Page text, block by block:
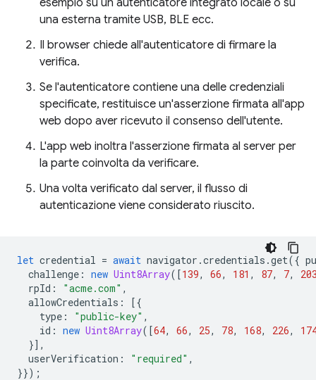
esempio su un autenticatore integrato locale o su
una esterna tramite USB, BLE ecc.
Il browser chiede all'autenticatore di firmare la
verifica.
Se l'autenticatore contiene una delle credenziali
specificate, restituisce un'asserzione firmata all'app
web dopo aver ricevuto il consenso dell'utente.
L'app web inoltra l'asserzione firmata al server per
la parte coinvolta da verificare.
Una volta verificato dal server, il flusso di
autenticazione viene considerato riuscito.
let credential = await navigator .credentials .get({
challenge : new Uint8Array([139, 66, 181 , 87, 7,
rpId : "acme.com" ,
allowCredentials :
[{
type : "public-key" ,
id : new Uint8Array([64, 66, 25, 78, 168, 226,
}],
userVerification : "required" ,
}});